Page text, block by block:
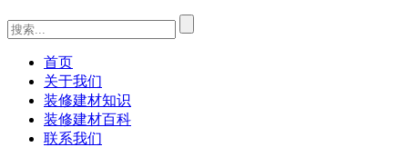
首页
关于我们
装修建材知识
装修建材百科
联系我们